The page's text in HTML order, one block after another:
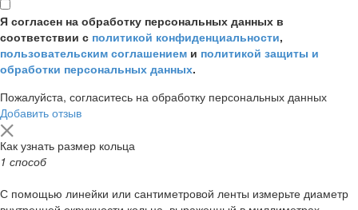
Я согласен на обработку персональных данных в
соответствии с политикой конфиденциальности,
пользовательским соглашением и политикой защиты и
обработки персональных данных.
Пожалуйста, согласитесь на обработку персональных данных
Добавить отзыв
Как узнать размер кольца
1 способ
С помощью линейки или сантиметровой ленты измерьте диаметр